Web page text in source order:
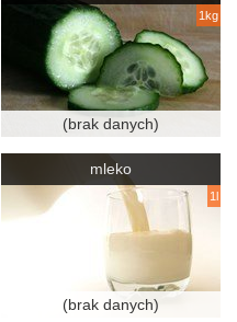
1kg
(brak danych)
mleko
1l
(brak danych)